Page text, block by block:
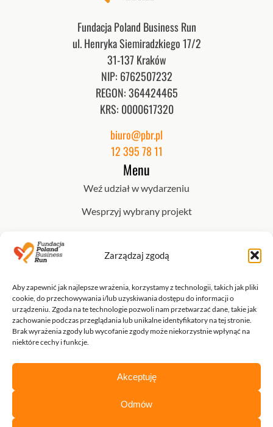
Zarządzaj zgodą
Aby zapewnić jak najlepsze wrażenia, korzystamy z technologii, takich jak pliki
cookie, do przechowywania i/lub uzyskiwania dostępu do informacji o
urządzeniu. Zgoda na te technologie pozwoli nam przetwarzać dane, takie jak
zachowanie podczas przeglądania lub unikalne identyfikatory na tej stronie.
Brak wyrażenia zgody lub wycofanie zgody może niekorzystnie wpłynąć na
niektóre cechy i funkcje.
Akceptuję
Odmów
Fundacja Poland Business Run
ul. Henryka Siemiradzkiego 17/2
31-137 Kraków
NIP: 6762507232
REGON: 364424465
KRS: 0000617320
biuro@pbr.pl
12 395 78 11
Menu
Weź udział w wydarzeniu
Wesprzyj wybrany projekt
Dokumenty
Zespół
Kontakt
Youtube
Facebook